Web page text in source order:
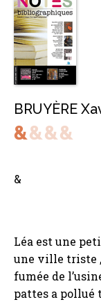
BRUYÈRE
&
Léa est une
une ville triste
fumée de
pattes a pollué